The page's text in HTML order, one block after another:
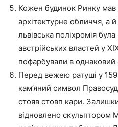
Кожен будинок Ринку мав
архітектурне обличчя, а
львівська поліхромія
австрійських властей у
пофарбували в однаковий
Перед вежею ратуші у
кам’яний символ
стояв стовп кари. Залишки
відновлено скульптором